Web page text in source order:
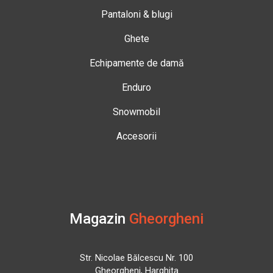
Pantaloni & blugi
Ghete
Echipamente de damă
Enduro
Snowmobil
Accesorii
Magazin Gheorgheni
Str. Nicolae Bălcescu Nr. 100
Gheorgheni, Harghita